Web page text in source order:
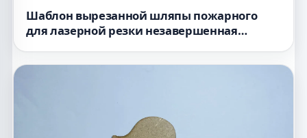
Шаблон вырезанной шляпы пожарного
для лазерной резки незавершенная